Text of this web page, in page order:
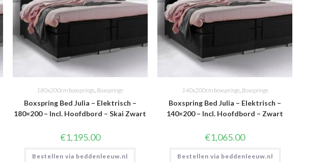
180x200cm boxsprings, Boxsprings
Boxspring Bed Julia – Elektrisch –
180×200 – Incl. Hoofdbord – Skai Zwart
€1,195.00
Bestellen via beddenleeuw.nl
140x200cm boxsprings, Boxsprings
Boxspring Bed Julia – Elektrisch –
140×200 – Incl. Hoofdbord – Zwart
€1,065.00
Bestellen via beddenleeuw.nl